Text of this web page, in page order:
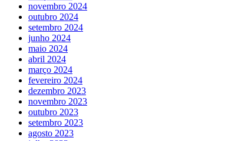
novembro 2024
outubro 2024
setembro 2024
junho 2024
maio 2024
abril 2024
março 2024
fevereiro 2024
dezembro 2023
novembro 2023
outubro 2023
setembro 2023
agosto 2023